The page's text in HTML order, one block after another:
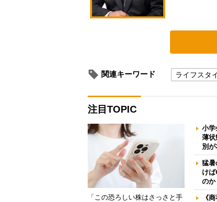
関連キーワード ライフスタ
注目TOPIC
「この恐ろしい株はさっさと手
小
薄
別
猛
け
のか
《